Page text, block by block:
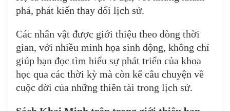
phá, phát kiến thay đổi lịch sử.
Các nhân vật được giới thiệu theo dòng thời
gian, với nhiều minh họa sinh động, không chỉ
giúp bạn đọc tìm hiểu sự phát triển của khoa
học qua các thời kỳ mà còn kể câu chuyện về
cuộc đời của những thiên tài trong lịch sử.